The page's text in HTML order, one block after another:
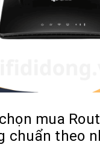
mua
chuẩn theo